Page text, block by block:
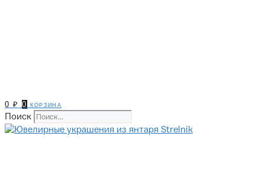
0₽ 0 корзина
Поиск